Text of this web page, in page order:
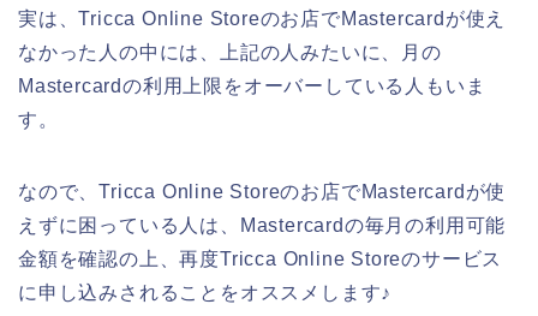
実は、Tricca Online Storeのお店でMastercardが使え
なかった人の中には、上記の人みたいに、月の
Mastercardの利用上限をオーバーしている人もいま
す。
なので、Tricca Online Storeのお店でMastercardが使
えずに困っている人は、Mastercardの毎月の利用可能
金額を確認の上、再度Tricca Online Storeのサービス
に申し込みされることをオススメします♪